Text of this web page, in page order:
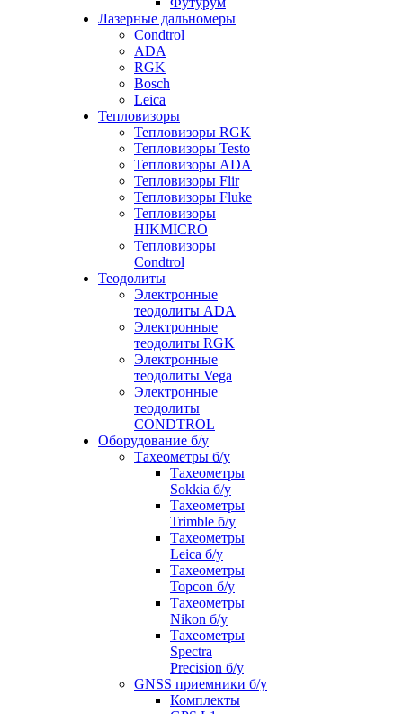
Лазерные дальномеры
Condtrol
ADA
RGK
Bosch
Leica
Тепловизоры
Тепловизоры RGK
Тепловизоры Testo
Тепловизоры ADA
Тепловизоры Flir
Тепловизоры Fluke
Тепловизоры
HIKMICRO
Тепловизоры
Condtrol
Теодолиты
Электронные
теодолиты ADA
Электронные
теодолиты RGK
Электронные
теодолиты Vega
Электронные
теодолиты
CONDTROL
Оборудование б/у
Тахеометры б/у
Тахеометры
Sokkia б/у
Тахеометры
Trimble б/у
Тахеометры
Leica б/у
Тахеометры
Topcon б/у
Тахеометры
Nikon б/у
Тахеометры
Spectra
Precision б/у
GNSS приемники б/у
Комплекты